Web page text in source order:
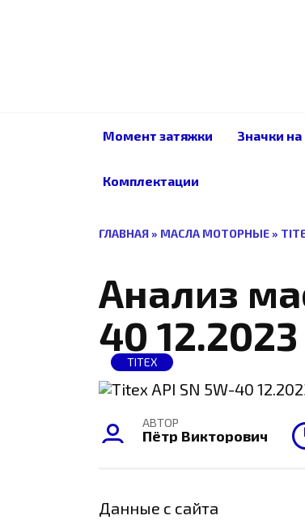
Момент затяжки Значки
Комплектации
ГЛАВНАЯ » МАСЛА МОТОРНЫЕ »
Анализ
40 12.2023
TITEX
АВТОР
Пётр Викторович
Данные с сайта